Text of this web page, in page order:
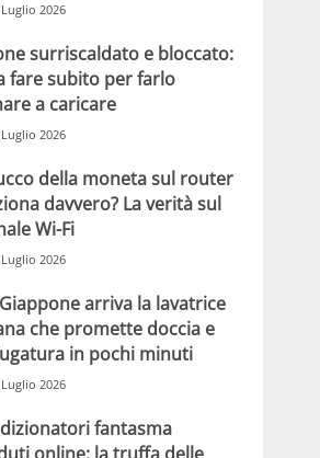
2026
surriscaldato e bloccato:
fare subito per farlo
a caricare
2026
della moneta sul router
davvero? La verità sul
Wi-Fi
2026
arriva la lavatrice
che promette doccia e
in pochi minuti
2026
fantasma
online: la truffa delle